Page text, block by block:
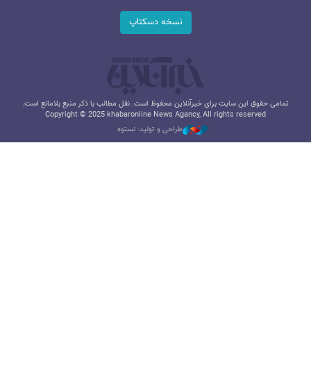
نسخه دسکتاپ
تمامی حقوق این سایت برای خبرآنلاین محفوظ است. نقل مطالب با ذکر منبع بلامانع است.
Copyright © 2025 khabaronline News Agancy, All rights reserved
طراحی و تولید: نستوه